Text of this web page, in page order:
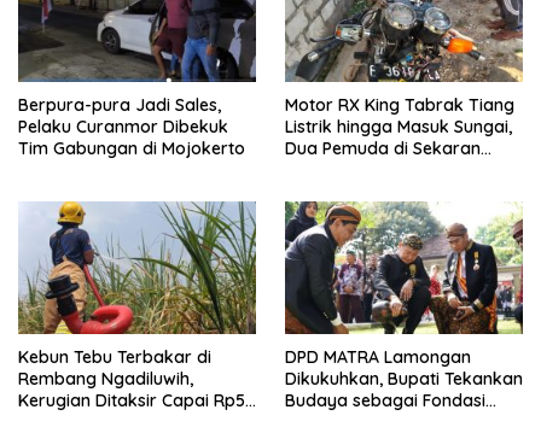
Berpura-pura Jadi Sales,
Pelaku Curanmor Dibekuk
Tim Gabungan di Mojokerto
Motor RX King Tabrak Tiang
Listrik hingga Masuk Sungai,
Dua Pemuda di Sekaran
Kebun Tebu Terbakar di
Rembang Ngadiluwih,
Kerugian Ditaksir Capai Rp50
DPD MATRA Lamongan
Dikukuhkan, Bupati Tekankan
Budaya sebagai Fondasi